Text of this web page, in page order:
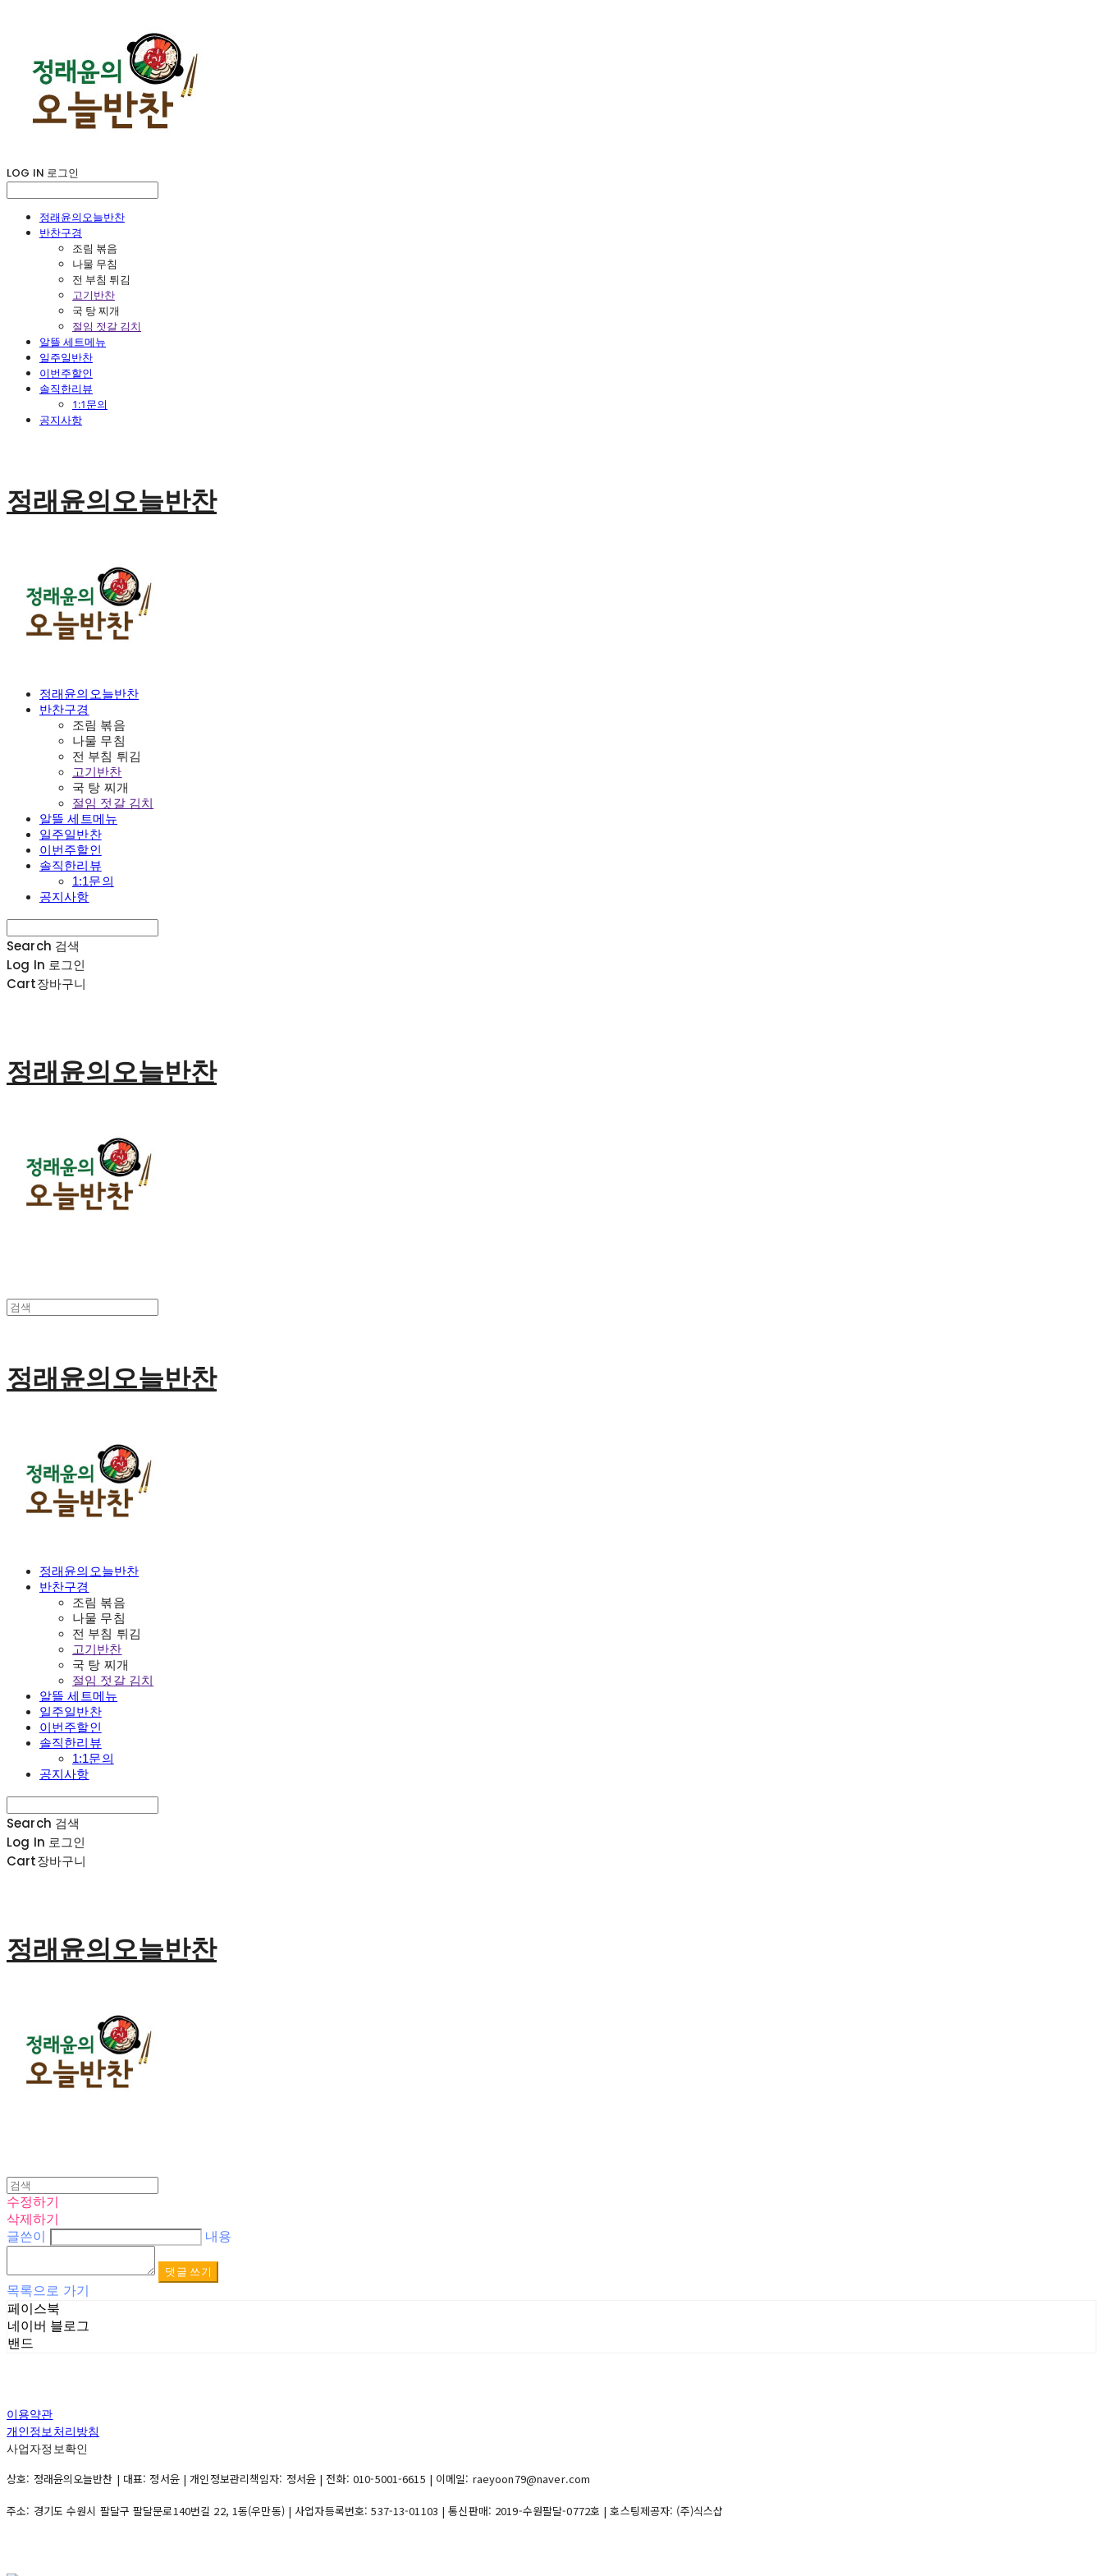
LOG IN 로그인
정래윤의오늘반찬
반찬구경
조림 볶음
나물 무침
전 부침 튀김
고기반찬
국 탕 찌개
절임 젓갈 김치
알뜰 세트메뉴
일주일반찬
이번주할인
솔직한리뷰
1:1문의
공지사항
정래윤의오늘반찬
정래윤의오늘반찬
반찬구경
조림 볶음
나물 무침
전 부침 튀김
고기반찬
국 탕 찌개
절임 젓갈 김치
알뜰 세트메뉴
일주일반찬
이번주할인
솔직한리뷰
1:1문의
공지사항
Search 검색
Log In 로그인
Cart장바구니
정래윤의오늘반찬
정래윤의오늘반찬
정래윤의오늘반찬
반찬구경
조림 볶음
나물 무침
전 부침 튀김
고기반찬
국 탕 찌개
절임 젓갈 김치
알뜰 세트메뉴
일주일반찬
이번주할인
솔직한리뷰
1:1문의
공지사항
Search 검색
Log In 로그인
Cart장바구니
정래윤의오늘반찬
수정하기
삭제하기
글쓴이
내용
댓글 쓰기
목록으로 가기
페이스북
네이버 블로그
밴드
이용약관
개인정보처리방침
사업자정보확인
상호: 정래윤의오늘반찬 | 대표: 정서윤 | 개인정보관리책임자: 정서윤 | 전화: 010-5001-6615 | 이메일: raeyoon79@naver.com
주소: 경기도 수원시 팔달구 팔달문로140번길 22, 1동(우만동) | 사업자등록번호:537-13-01103 | 통신판매: 2019-수원팔달-0772호 | 호스팅제공자: (주)식스샵